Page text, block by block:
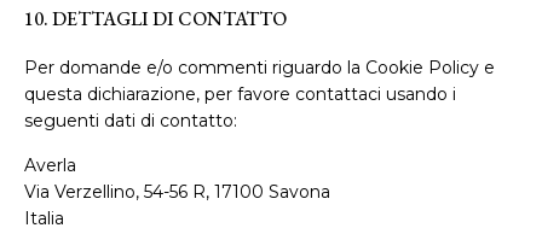
10. DETTAGLI DI CONTATTO
Per domande e/o commenti riguardo la Cookie Policy e
questa dichiarazione, per favore contattaci usando i
seguenti dati di contatto:
Averla
Via Verzellino, 54-56 R, 17100 Savona
Italia